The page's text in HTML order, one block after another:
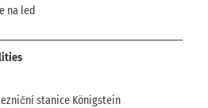
na led
stanice Königstein